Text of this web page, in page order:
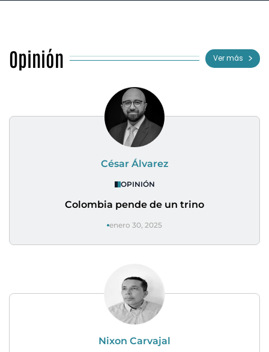
Opinión Ver más
César Álvarez
OPINIÓN
Colombia pende de un trino
enero 30, 2025
Nixon Carvajal